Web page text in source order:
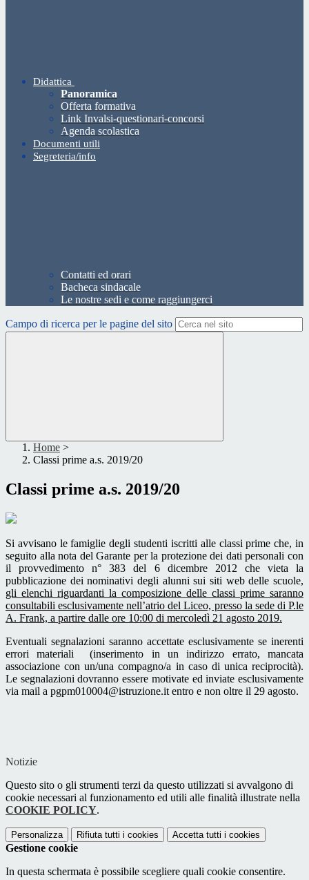
Didattica
Panoramica
Offerta formativa
Link Invalsi-questionari-concorsi
Agenda scolastica
Documenti utili
Segreteria/info
Contatti ed orari
Bacheca sindacale
Le nostre sedi e come raggiungerci
Campo di ricerca per le pagine del sito
Home >
Classi prime a.s. 2019/20
Classi prime a.s. 2019/20
Si avvisano le famiglie degli studenti iscritti alle classi prime che, in
seguito alla nota del Garante per la protezione dei dati personali con
il provvedimento n° 383 del 6 dicembre 2012 che vieta la
pubblicazione dei nominativi degli alunni sui siti web delle scuole,
gli elenchi riguardanti la composizione delle classi prime saranno
consultabili esclusivamente nell’atrio del Liceo, presso la sede di P.le
A. Frank, a partire dalle ore 10:00 di mercoledì 21 agosto 2019.
Eventuali segnalazioni saranno accettate esclusivamente se inerenti
errori materiali (inserimento in un indirizzo errato, mancata
associazione con un/una compagno/a in caso di unica reciprocità).
Le segnalazioni dovranno essere motivate ed inviate esclusivamente
via mail a pgpm010004@istruzione.it entro e non oltre il 29 agosto.
Notizie
Questo sito o gli strumenti terzi da questo utilizzati si avvalgono di
cookie necessari al funzionamento ed utili alle finalità illustrate nella
COOKIE POLICY.
Personalizza Rifiuta tutti i cookies Accetta tutti i cookies
Gestione cookie
In questa schermata è possibile scegliere quali cookie consentire.